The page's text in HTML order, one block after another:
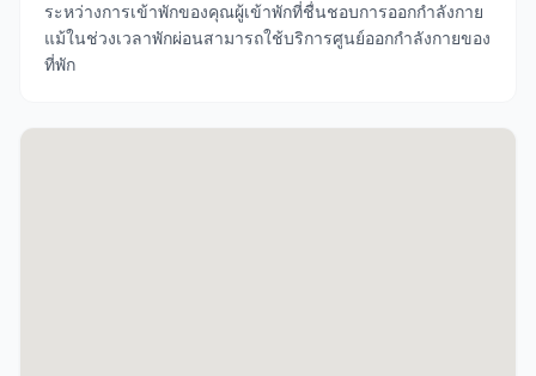
ระหว่างการเข้าพักของคุณผู้เข้าพักที่ชื่นชอบการออกกำลังกาย
แม้ในช่วงเวลาพักผ่อนสามารถใช้บริการศูนย์ออกกำลังกายของ
ที่พัก